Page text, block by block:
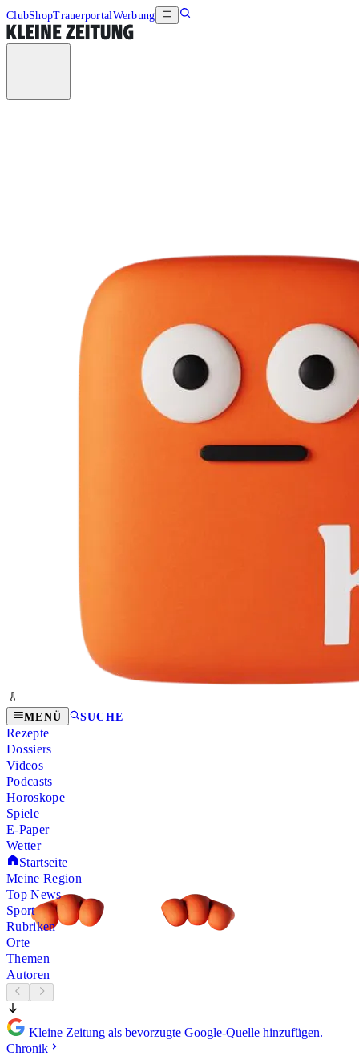
ClubShopTrauerportalWerbung
MENÜ SUCHE
Rezepte
Dossiers
Videos
Podcasts
Horoskope
Spiele
E-Paper
Wetter
Startseite
Meine Region
Top News
Sport
Rubriken
Orte
Themen
Autoren
Kleine Zeitung als bevorzugte Google-Quelle hinzufügen.
Chronik